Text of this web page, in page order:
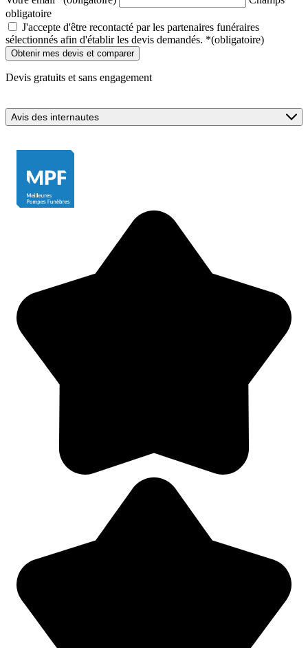
obligatoire
J'accepte d'être recontacté par les partenaires funéraires
sélectionnés afin d'établir les devis demandés. *(obligatoire)
Devis gratuits et sans engagement
Avis des internautes